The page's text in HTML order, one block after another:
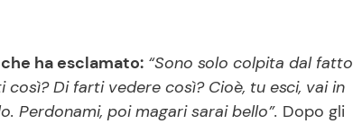
ha esclamato: “Sono solo colpita dal fatto
Di farti vedere così? Cioè, tu esci, vai in
Perdonami, poi magari sarai bello”. Dopo gli